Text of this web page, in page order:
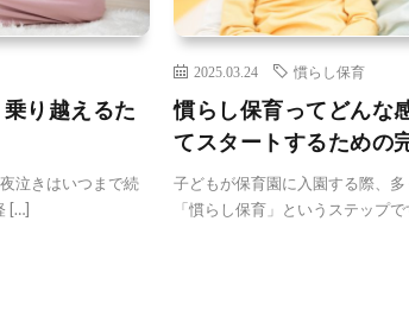
り越えるた
泣きはいつまで続
[…]
2025.03.24 慣らし保育
慣らし保育ってどんな
てスタートするための
子どもが保育園に入園する際、
「慣らし保育」というステップ